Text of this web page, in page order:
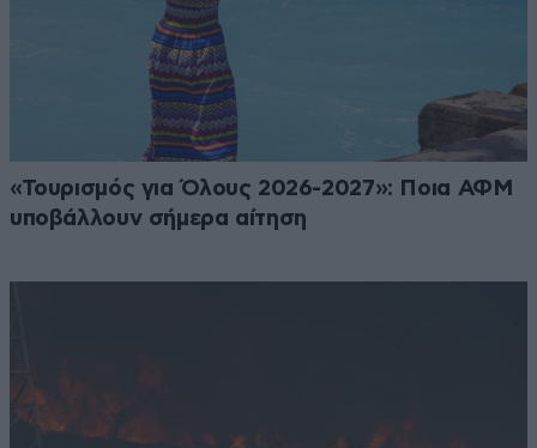
«Τουρισμός για Όλους 2026-2027»: Ποια ΑΦΜ
υποβάλλουν σήμερα αίτηση